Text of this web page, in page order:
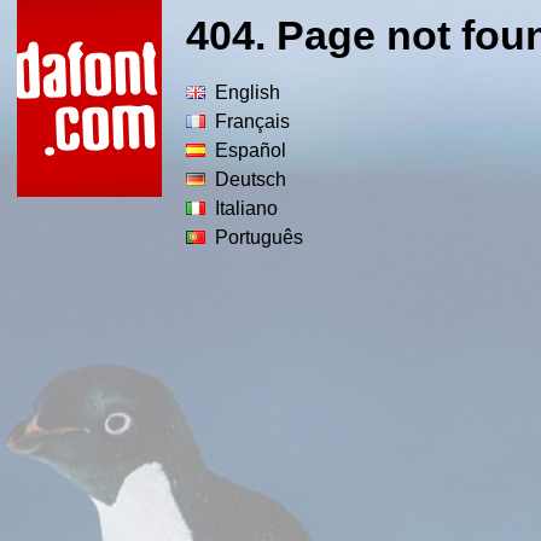
404. Page not
English
Français
Español
Deutsch
Italiano
Português